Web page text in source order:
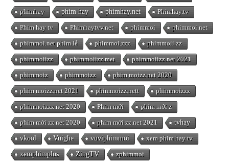
phimhay phim hay phimhay.net Phimhay.tv
Phim hay tv Phimhaytvv.net phimmoi phimmoi.net
phimmoi.net phim lẻ phimmoi.zzz phimmoii.zz
phimmoiizz phimmoiizz.met phimmoiizz.net 2021
phimmoiz phimmoizz phim moizz.net 2020
phim moizz.net 2021 phimmoizz.nett phimmoizzz
phimmoizzz.net 2020 Phim mới phim mới z
phim mới zz.net 2020 phim mới zz.net 2021 tvhay
vkool Vuighe vuviphimmoi xem phim hay tv
xemphimplus ZingTV zphimmoi